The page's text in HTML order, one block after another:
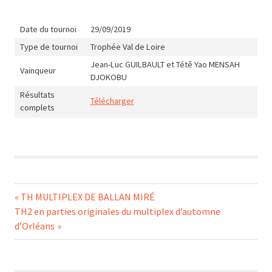
Date du tournoi
29/09/2019
Type de tournoi
Trophée Val de Loire
Vainqueur
Jean-Luc GUILBAULT et Tétê Yao MENSAH
DJOKOBU
Résultats
complets
Télécharger
Navigation
de
Previous
Post:
TH MULTIPLEX DE BALLAN MIRÉ
Next
Post:
TH2 en parties originales du multiplex d’automne
d’Orléans